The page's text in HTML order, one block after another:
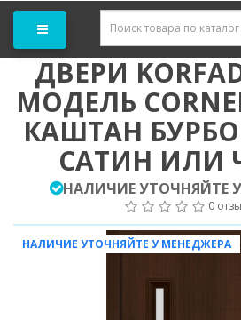
ДВЕРИ KORFAD
МОДЕЛЬ
КАШТАН
САТИН ИЛИ
НАЛИЧИЕ УТОЧНЯЙТЕ
0
НАЛИЧИЕ УТОЧНЯЙТЕ У МЕНЕДЖЕРА